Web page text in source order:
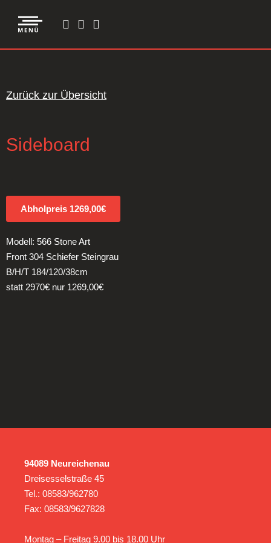
Zurück zur Übersicht
Sideboard
Abholpreis 1269,00€
Modell: 566 Stone Art
Front 304 Schiefer Steingrau
B/H/T 184/120/38cm
statt 2970€ nur 1269,00€
94089 Neureichenau
Dreisesselstraße 45
Tel.: 08583/962780
Fax: 08583/9627828
Montag – Freitag 9.00 bis 18.00 Uhr